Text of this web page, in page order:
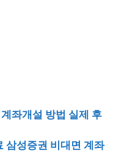
좌개설 방법 실제 후
삼성증권 비대면 계좌